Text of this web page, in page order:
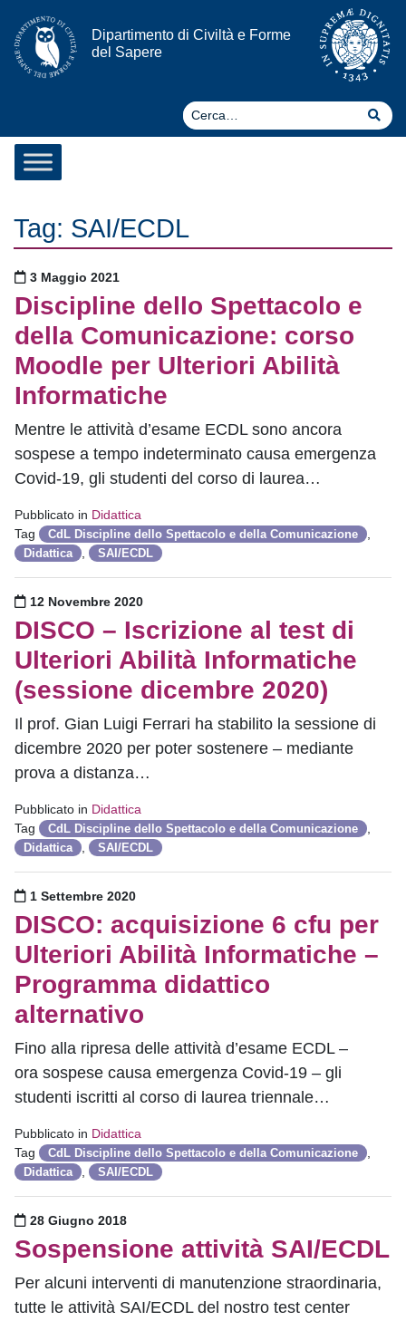
Vai al contenuto
Dipartimento di Civiltà e Forme
del Sapere
Tag: SAI/ECDL
Pubblicato il
3 Maggio 2021
Discipline dello Spettacolo e
della Comunicazione: corso
Moodle per Ulteriori Abilità
Informatiche
Mentre le attività d’esame ECDL sono ancora
sospese a tempo indeterminato causa emergenza
Covid-19, gli studenti del corso di laurea…
Pubblicato in Didattica
Tag
CdL Discipline dello Spettacolo e della Comunicazione
Didattica SAI/ECDL
Pubblicato il
12 Novembre 2020
DISCO – Iscrizione al test di
Ulteriori Abilità Informatiche
(sessione dicembre 2020)
Il prof. Gian Luigi Ferrari ha stabilito la sessione di
dicembre 2020 per poter sostenere – mediante
prova a distanza…
Pubblicato in Didattica
Tag
CdL Discipline dello Spettacolo e della Comunicazione
Didattica SAI/ECDL
Pubblicato il
1 Settembre 2020
DISCO: acquisizione 6 cfu per
Ulteriori Abilità Informatiche –
Programma didattico
alternativo
Fino alla ripresa delle attività d’esame ECDL –
ora sospese causa emergenza Covid-19 – gli
studenti iscritti al corso di laurea triennale…
Pubblicato in Didattica
Tag
CdL Discipline dello Spettacolo e della Comunicazione
Didattica SAI/ECDL
Pubblicato il
28 Giugno 2018
Sospensione attività SAI/ECDL
Per alcuni interventi di manutenzione straordinaria,
tutte le attività SAI/ECDL del nostro test center